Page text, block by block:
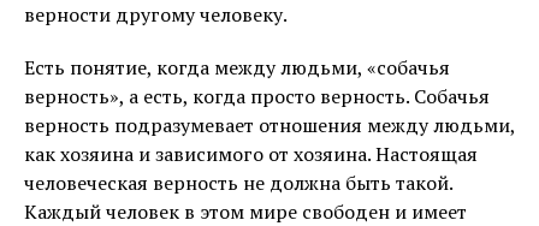
верности другому человеку.
Есть понятие, когда между людьми, «собачья
верность», а есть, когда просто верность. Собачья
верность подразумевает отношения между людьми,
как хозяина и зависимого от хозяина. Настоящая
человеческая верность не должна быть такой.
Каждый человек в этом мире свободен и имеет